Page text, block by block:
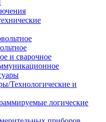
и сварочное
Технологические и
логические